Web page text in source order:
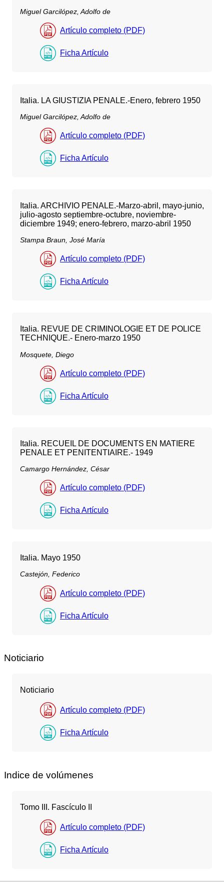
Miguel Garcilópez, Adolfo de
Artículo completo (PDF)
Ficha Artículo
Italia. LA GIUSTIZIA PENALE.-Enero, febrero 1950
Miguel Garcilópez, Adolfo de
Artículo completo (PDF)
Ficha Artículo
Italia. ARCHIVIO PENALE.-Marzo-abril, mayo-junio,
julio-agosto septiembre-octubre, noviembre-
diciembre 1949; enero-febrero, marzo-abril 1950
Stampa Braun, José María
Artículo completo (PDF)
Ficha Artículo
Italia. REVUE DE CRIMINOLOGIE ET DE POLlCE
TECHNIQUE.- Enero-marzo 1950
Mosquete, Diego
Artículo completo (PDF)
Ficha Artículo
Italia. RECUEIL DE DOCUMENTS EN MATIERE
PENALE ET PENITENTIAIRE.- 1949
Camargo Hernández, César
Artículo completo (PDF)
Ficha Artículo
Italia. Mayo 1950
Castejón, Federico
Artículo completo (PDF)
Ficha Artículo
Noticiario
Noticiario
Artículo completo (PDF)
Ficha Artículo
Indice de volúmenes
Tomo III. Fascículo II
Artículo completo (PDF)
Ficha Artículo